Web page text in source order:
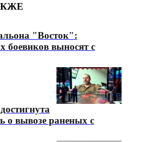
"Восток":
боевиков выносят с
о вывозе раненых с